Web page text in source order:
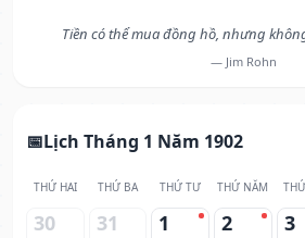
Tiền có thể mua đồng hồ, nhưng
— Jim Rohn
Lịch Tháng 1 Năm 1902
THỨ HAI THỨ BA THỨ TƯ THỨ NĂM
30 31 1 2 3